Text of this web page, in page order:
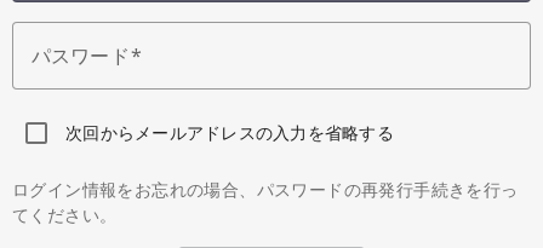
パスワード
次回からメールアドレスの入力を省略する
ログイン情報をお忘れの場合、パスワードの再発行手続きを行っ
てください。